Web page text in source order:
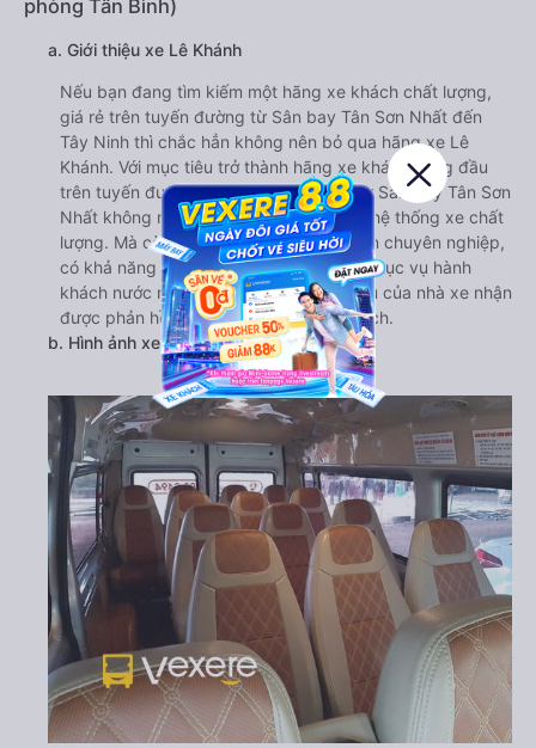
phòng Tân Bình)
a. Giới thiệu xe Lê Khánh
Nếu bạn đang tìm kiếm một hãng xe khách chất lượng,
giá rẻ trên tuyến đường từ Sân bay Tân Sơn Nhất đến
Tây Ninh thì chắc hẳn không nên bỏ qua hãng xe Lê
Khánh. Với mục tiêu trở thành hãng xe khách hàng đầu
trên tuyến đường này, xe đi Tây Ninh từ Sân bay Tân Sơn
Nhất không những chú trọng nâng cấp hệ thống xe chất
lượng. Mà còn đào tạo đội ngũ nhân viên chuyên nghiệp,
có khả năng giao tiếp tiếng Anh tốt để phục vụ hành
khách nước ngoài. Sự cải tiến về dịch vụ của nhà xe nhận
được phản hồi rất tốt từ nhiều hành khách.
b. Hình ảnh xe Lê Khánh